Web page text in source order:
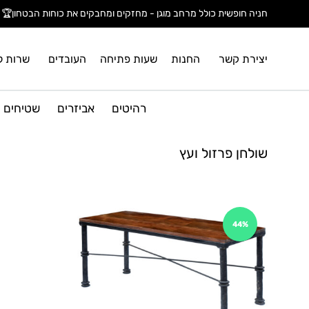
חניה חופשית כולל מרחב מוגן - מחזקים ומחבקים את כוחות הבטחון🏆
יצירת קשר החנות שעות פתיחה העובדים שרות
רהיטים אביזרים שטיחים
שולחן פרזול ועץ
44%